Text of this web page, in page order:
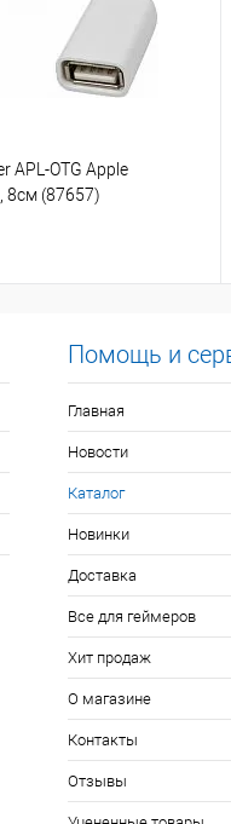
APL-OTG Apple
8см (87657)
Помощь и
Главная
Новости
Каталог
Новинки
Доставка
Все для геймеров
Хит продаж
О магазине
Контакты
Отзывы